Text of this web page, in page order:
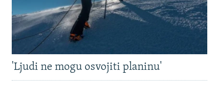
'Ljudi ne mogu osvojiti planinu'